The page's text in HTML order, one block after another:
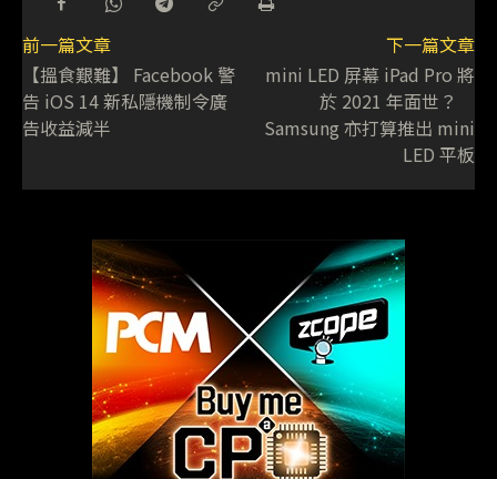
前一篇文章
【搵食艱難】 Facebook 警
告 iOS 14 新私隱機制令廣
告收益減半
下一篇文章
mini LED 屏幕 iPad Pro 將
於 2021 年面世？
Samsung 亦打算推出 mini
LED 平板